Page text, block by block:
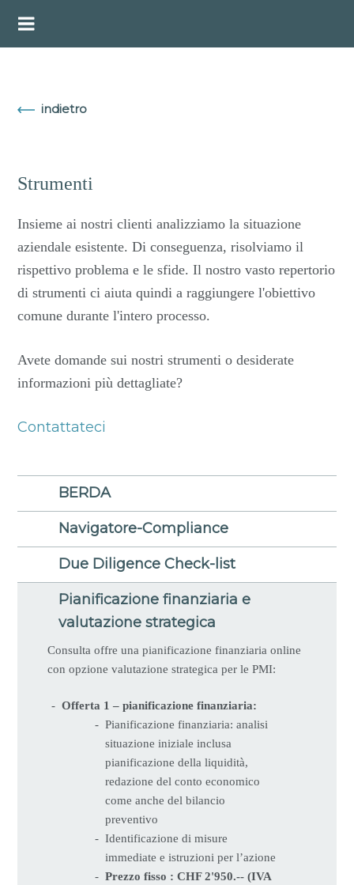
contenuto
indietro
Strumenti
Insieme ai nostri clienti analizziamo la situazione
aziendale esistente. Di conseguenza, risolviamo il
rispettivo problema e le sfide. Il nostro vasto repertorio
di strumenti ci aiuta quindi a raggiungere l'obiettivo
comune durante l'intero processo.
Avete domande sui nostri strumenti o desiderate
informazioni più dettagliate?
Contattateci
BERDA
Navigatore-Compliance
Due Diligence Check-list
Pianificazione finanziaria e
valutazione strategica
Consulta offre una pianificazione finanziaria online
con opzione valutazione strategica per le PMI:
Offerta 1 – pianificazione finanziaria:
Pianificazione finanziaria: analisi
situazione iniziale inclusa
pianificazione della liquidità,
redazione del conto economico
come anche del bilancio
preventivo
Identificazione di misure
immediate e istruzioni per l’azione
Prezzo fisso : CHF 2'950.-- (IVA